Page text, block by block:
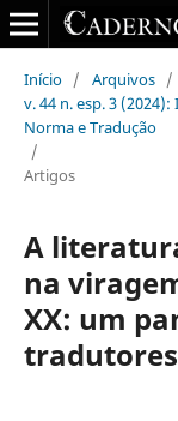
Início / Arquivos /
v. 44 n. esp. 3
Norma e Tradução
/
Artigos
A
na
XX: um